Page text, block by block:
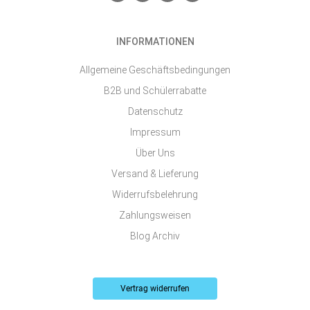
o
o
-
q
a
r
e
g
m
b
INFORMATIONEN
Allgemeine Geschäftsbedingungen
B2B und Schülerrabatte
Datenschutz
Impressum
Über Uns
Versand & Lieferung
Widerrufsbelehrung
Zahlungsweisen
Blog Archiv
Vertrag widerrufen